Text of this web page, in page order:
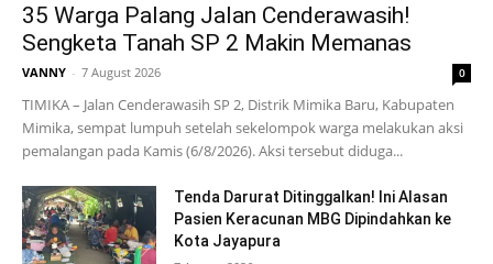
35 Warga Palang Jalan Cenderawasih!
Sengketa Tanah SP 2 Makin Memanas
VANNY - 7 August 2026 0
TIMIKA – Jalan Cenderawasih SP 2, Distrik Mimika Baru, Kabupaten
Mimika, sempat lumpuh setelah sekelompok warga melakukan aksi
pemalangan pada Kamis (6/8/2026). Aksi tersebut diduga...
Tenda Darurat Ditinggalkan! Ini Alasan
Pasien Keracunan MBG Dipindahkan ke
Kota Jayapura